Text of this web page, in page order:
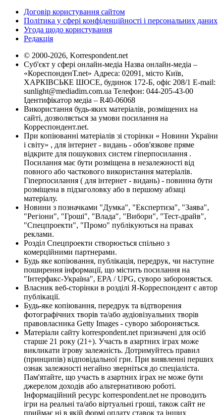
Договір користування сайтом
Політика у сфері конфіденційності і персональних даних
Угода щодо користування
Редакція
© 2000-2026, Korrespondent.net
Суб'єкт у сфері онлайн-медіа Назва онлайн-медіа –
«КореспонденТ.net» Адреса: 02091, місто Київ,
ХАРКІВСЬКЕ ШОСЕ, будинок 172-Б, офіс 208/1 E-mail:
sunlight@mediadim.com.ua Телефон: 044-205-43-00
Ідентифікатор медіа – R40-06068
Використання будь-яких матеріалів, розміщених на
сайті, дозволяється за умови посилання на
Корреспондент.net.
При копіюванні матеріалів зі сторінки « Новини України
і світу» , для інтернет - видань - обов'язкове пряме
відкрите для пошукових систем гіперпосилання .
Посилання має бути розміщена в незалежності від
повного або часткового використання матеріалів.
Гіперпосилання ( для інтернет - видань) - повинна бути
розміщена в підзаголовку або в першому абзаці
матеріалу.
Новини з позначками "Думка", "Експертиза", "Заява",
"Регіони", "Гроші", "Влада", "Вибори", "Тест-драйв",
"Спецпроекти", "Промо" публікуються на правах
реклами.
Розділ Спецпроекти створюється спільно з
комерційними партнерами.
Будь яке копіювання, публікація, передрук, чи наступне
поширення інформації, що містить посилання на
"Інтерфакс-Україна", EPA / UPG, суворо забороняється.
Власник веб-сторінки в розділі Я-Корреспондент є автор
публікації.
Будь-яке копіювання, передрук та відтворення
фотографічних творів та/або аудіовізуальних творів
правовласника Getty Images - суворо забороняється.
Матеріали сайту korrespondent.net призначені для осіб
старше 21 року (21+). Участь в азартних іграх може
викликати ігрову залежність. Дотримуйтесь правил
(принципів) відповідальної гри. При виявленні перших
ознак залежності негайно зверніться до спеціаліста.
Пам'ятайте, що участь в азартних іграх не може бути
джерелом доходів або альтернативою роботі.
Інформаційний ресурс korrespondent.net не проводить
ігри на реальні та/або віртуальні гроші, також сайт не
приймає ні в якій формі оплату ставок та інших